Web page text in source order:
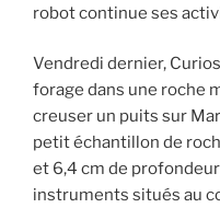
robot continue ses
Vendredi dernier,
forage dans une roche
creuser un puits sur
petit échantillon de
et 6,4 cm de
instruments situés au